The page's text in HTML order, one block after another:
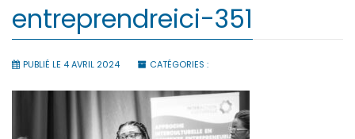
entreprendreici-351
PUBLIÉ LE 4 AVRIL 2024 CATÉGORIES :